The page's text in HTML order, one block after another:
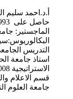
أ.د.احمد سليم
استاذ جامعة
جامعة العلوم